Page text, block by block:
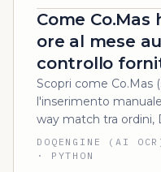
Come
ore al mese
controllo
Scopri come Co.Mas
l'inserimento
way match tra ordini,
DOQENGINE (AI
· PYTHON